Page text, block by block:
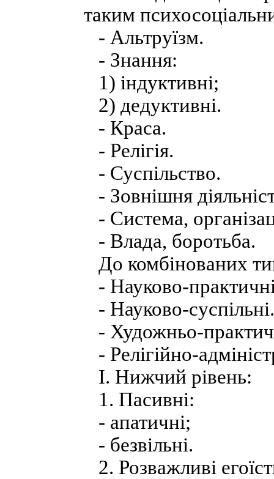
таким
- Альтруїзм.
- Знання:
1) індуктивні;
2) дедуктивні.
- Краса.
- Релігія.
- Суспільство.
- Зовнішня
- Система,
- Влада, боротьба.
До комбінованих
- Науково-
- Науково-суспільні.
- Художньо-
- Релігійно-
I. Нижчий рівень:
1. Пасивні:
- апатичні;
- безвільні.
2. Розважливі